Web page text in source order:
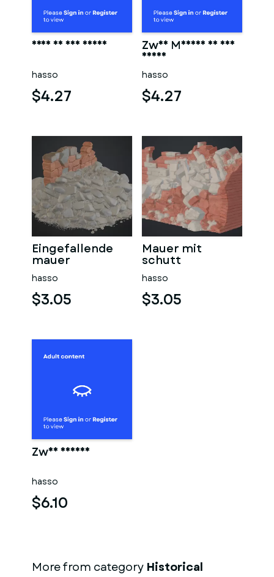
Frau in der sauna
hasso
$4.27
Zwei Männer in der
sauna
hasso
$4.27
Eingefallende
mauer
hasso
$3.05
Mauer mit
schutt
hasso
$3.05
Zwei männer
hasso
$6.10
More from category Historical